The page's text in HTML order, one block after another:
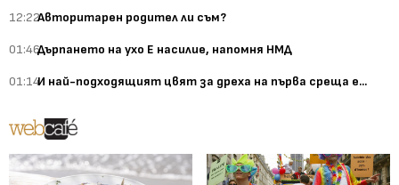
12:22Авторитарен родител ли съм?
01:46Дърпането на ухо Е насилие, напомня НМД
01:14И най-подходящият цвят за дреха на първа среща е...